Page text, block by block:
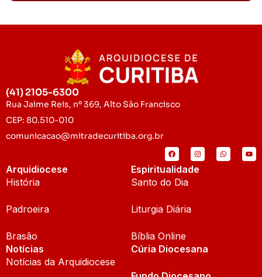
(41) 2105-6300
Rua Jaime Reis, nº 369, Alto São Francisco
CEP: 80.510-010
comunicacao@mitradecuritiba.org.br
Arquidiocese
História
Padroeira
Brasão
Espiritualidade
Santo do Dia
Liturgia Diária
Bíblia Online
Notícias
Notícias da Arquidiocese
Cúria Diocesana